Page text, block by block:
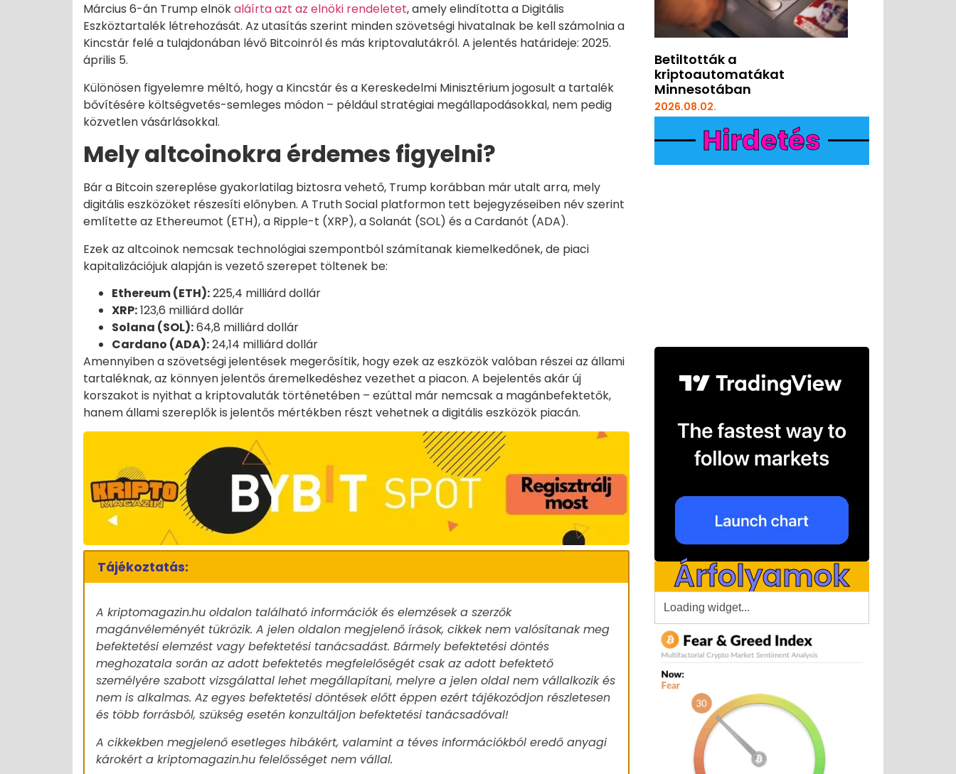
Március 6-án Trump elnökaláírta azt az elnöki rendeletet, amely elindította a Digitális
Eszköztartalék létrehozását. Az utasítás szerint minden szövetségi hivatalnak be kell számolnia a
Kincstár felé a tulajdonában lévő Bitcoinról és más kriptovalutákról. A jelentés határideje: 2025.
április 5.
Különösen figyelemre méltó, hogy a Kincstár és a Kereskedelmi Minisztérium jogosult a tartalék
bővítésére költségvetés-semleges módon – például stratégiai megállapodásokkal, nem pedig
közvetlen vásárlásokkal.
Mely altcoinokra érdemes figyelni?
Bár a Bitcoin szereplése gyakorlatilag biztosra vehető, Trump korábban már utalt arra, mely
digitális eszközöket részesíti előnyben. A Truth Social platformon tett bejegyzéseiben név szerint
említette az Ethereumot (ETH), a Ripple-t (XRP), a Solanát (SOL) és a Cardanót (ADA).
Ezek az altcoinok nemcsak technológiai szempontból számítanak kiemelkedőnek, de piaci
kapitalizációjuk alapján is vezető szerepet töltenek be:
Ethereum (ETH):225,4 milliárd dollár
XRP:123,6 milliárd dollár
Solana (SOL):64,8 milliárd dollár
Cardano (ADA):24,14 milliárd dollár
Amennyiben a szövetségi jelentések megerősítik, hogy ezek az eszközök valóban részei az állami
tartaléknak, az könnyen jelentős áremelkedéshez vezethet a piacon. A bejelentés akár új
korszakot is nyithat a kriptovaluták történetében – ezúttal már nemcsak a magánbefektetők,
hanem állami szereplők is jelentős mértékben részt vehetnek a digitális eszközök piacán.
Tájékoztatás:
A kriptomagazin.hu oldalon található információk és elemzések a szerzők
magánvéleményét tükrözik. A jelen oldalon megjelenő írások, cikkek nem valósítanak meg
befektetési elemzést vagy befektetési tanácsadást. Bármely befektetési döntés
meghozatala során az adott befektetés megfelelőségét csak az adott befektető
személyére szabott vizsgálattal lehet megállapítani, melyre a jelen oldal nem vállalkozik és
nem is alkalmas. Az egyes befektetési döntések előtt éppen ezért tájékozódjon részletesen
és több forrásból, szükség esetén konzultáljon befektetési tanácsadóval!
A cikkekben megjelenő esetleges hibákért, valamint a téves információkból eredő anyagi
károkért a kriptomagazin.hu felelősséget nem vállal.
Betiltották a
kriptoautomatákat
Minnesotában
2026.08.02.
Hirdetés
Árfolyamok